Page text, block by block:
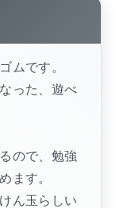
ムです。
った、遊べ
ので、勉強
ます。
ん玉らしい